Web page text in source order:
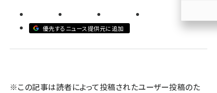
meo (1274)
優先するニュース提供元に追加
※この記事は読者によって投稿されたユーザー投稿のた